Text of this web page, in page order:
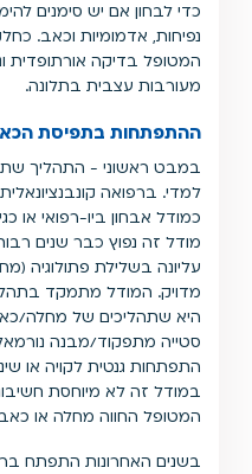
כדי לבחון אם יש סימנים
נפיחות, אדמומיות וכאב.
המטופל בדיקה אורתופדית
מעורבות עצבית בתלונה.
ההתפתחות בתפיסת
במבט ראשוני - התהליך
למדי. ברפואה
כמודל אבחון ביו-רפואי או
מודל זה נפוץ כבר שנים
עליונה בשלילת פתולוגיה
מדויק. המודל מתמקד
היא שתהליכים של מחלה/כאב
סטייה מתפקוד/מבנה
התפתחות גנטית לקויה או
במודל זה לא מיוחסת
המטופל החווה מחלה או
בשנים האחרונות התפתח